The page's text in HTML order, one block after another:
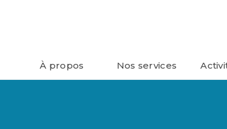
À propos Nos services